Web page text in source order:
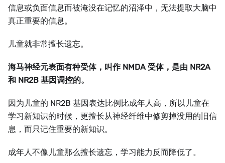
信息或负面信息而被淹没在记忆的沼泽中，无法提取大脑中
真正重要的信息。
儿童就非常擅长遗忘。
海马神经元表面有种受体，叫作 NMDA 受体，是由 NR2A
和 NR2B 基因调控的。
因为儿童的 NR2B 基因表达比例比成年人高，所以儿童在
学习新知识的时候，更擅长从神经纤维中修剪掉没用的旧信
息，而只记住重要的新知识。
成年人不像儿童那么擅长遗忘，学习能力反而降低了。